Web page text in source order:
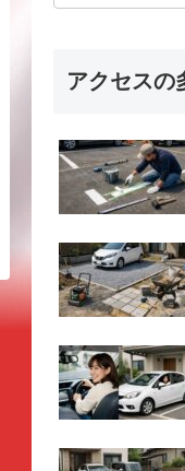
アクセスの